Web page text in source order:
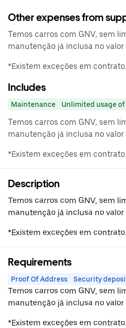
Other expenses from
Temos carros com GNV, sem
manutenção já inclusa no valor
*Existem exceções em contrato.
Includes
Maintenance Unlimited usage
Temos carros com GNV, sem
manutenção já inclusa no valor
*Existem exceções em contrato.
Description
Temos carros com GNV, sem
manutenção já inclusa no valor
*Existem exceções em contrato.
Requirements
Proof Of Address Security
Temos carros com GNV, sem
manutenção já inclusa no valor
*Existem exceções em contrato.